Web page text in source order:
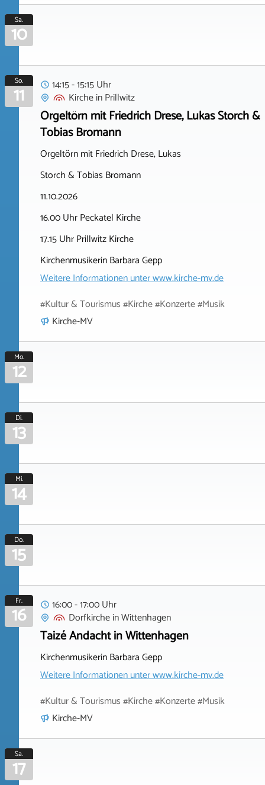
Sa.
10
So.
11
14:15 - 15:15 Uhr
KircheinPrillwitz
Orgeltörn mit Friedrich Drese, Lukas Storch &
Tobias Bromann
Orgeltörn mit Friedrich Drese, Lukas
Storch & Tobias Bromann
11.10.2026
16.00 Uhr Peckatel Kirche
17.15 Uhr Prillwitz Kirche
Kirchenmusikerin Barbara Gepp
Weitere Informationen unterwww.kirche-mv.de
#Kultur & Tourismus #Kirche #Konzerte #Musik
Kirche-MV
Mo.
12
Di.
13
Mi.
14
Do.
15
Fr.
16
16:00 - 17:00 Uhr
DorfkircheinWittenhagen
Taizé Andacht in Wittenhagen
Kirchenmusikerin Barbara Gepp
Weitere Informationen unterwww.kirche-mv.de
#Kultur & Tourismus #Kirche #Konzerte #Musik
Kirche-MV
Sa.
17